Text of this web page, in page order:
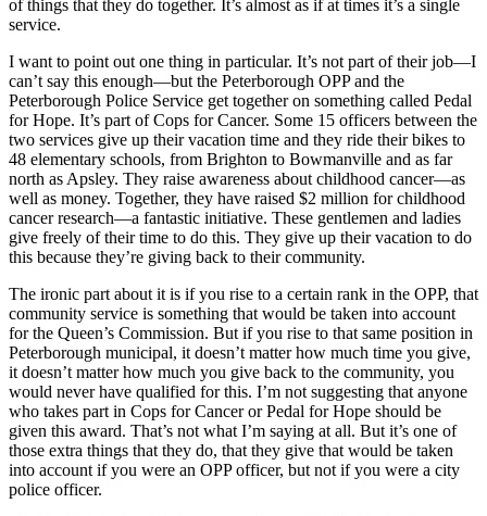
of things that they do together. It’s almost as if at times it’s a single
service.
I want to point out one thing in particular. It’s not part of their job—I
can’t say this enough—but the Peterborough OPP and the
Peterborough Police Service get together on something called Pedal
for Hope. It’s part of Cops for Cancer. Some 15 officers between the
two services give up their vacation time and they ride their bikes to
48 elementary schools, from Brighton to Bowmanville and as far
north as Apsley. They raise awareness about childhood cancer—as
well as money. Together, they have raised $2 million for childhood
cancer research—a fantastic initiative. These gentlemen and ladies
give freely of their time to do this. They give up their vacation to do
this because they’re giving back to their community.
The ironic part about it is if you rise to a certain rank in the OPP, that
community service is something that would be taken into account
for the Queen’s Commission. But if you rise to that same position in
Peterborough municipal, it doesn’t matter how much time you give,
it doesn’t matter how much you give back to the community, you
would never have qualified for this. I’m not suggesting that anyone
who takes part in Cops for Cancer or Pedal for Hope should be
given this award. That’s not what I’m saying at all. But it’s one of
those extra things that they do, that they give that would be taken
into account if you were an OPP officer, but not if you were a city
police officer.